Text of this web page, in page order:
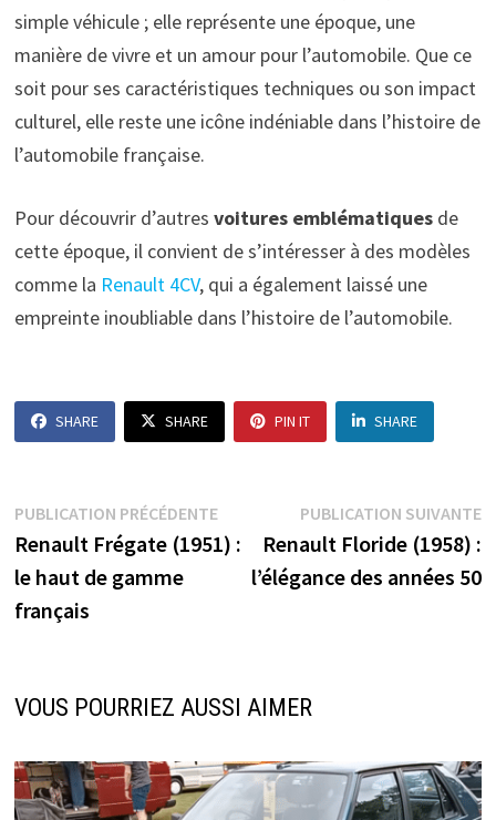
simple véhicule ; elle représente une époque, une
manière de vivre et un amour pour l’automobile. Que ce
soit pour ses caractéristiques techniques ou son impact
culturel, elle reste une icône indéniable dans l’histoire de
l’automobile française.
Pour découvrir d’autres voitures emblématiquesde
cette époque, il convient de s’intéresser à des modèles
comme la Renault 4CV, qui a également laissé une
empreinte inoubliable dans l’histoire de l’automobile.
SHARE SHARE PIN IT SHARE
Navigation
de
l’article
PUBLICATION PRÉCÉDENTEPublication
précédente :
Renault Frégate (1951) :
le haut de gamme
français
PUBLICATION SUIVANTE
Renault Floride (1958) :
l’élégance des années 50
VOUS POURRIEZ AUSSI AIMER